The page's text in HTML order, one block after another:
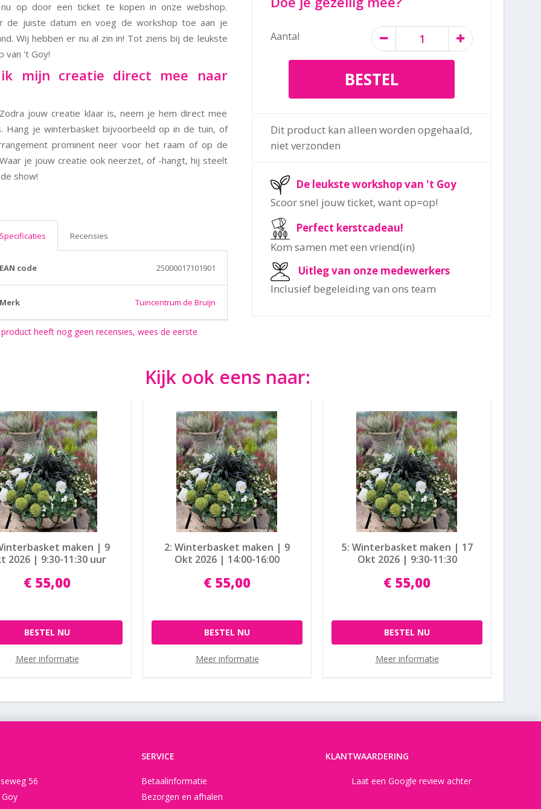
Aantal
Dit product kan alleen worden opgehaald,
niet verzonden
De leukste workshop van 't Goy
Scoor snel jouw ticket, want op=op!
Perfect kerstcadeau!
Kom samen met een vriend(in)
Uitleg van onze medewerkers
Inclusief begeleiding van ons team
op door een ticket te kopen in onze webshop.
de juiste datum en voeg de workshop toe aan je
Wij hebben er nu al zin in! Tot ziens bij de leukste
van 't Goy!
mijn creatie direct mee naar
jouw creatie klaar is, neem je hem direct mee
Hang je winterbasket bijvoorbeeld op in de tuin, of
prominent neer voor het raam of op de
je jouw creatie ook neerzet, of -hangt, hij steelt
show!
Specificaties Recensies
EAN code 25000017101901
Merk Tuincentrum de Bruijn
heeft nog geen recensies, wees de eerste
Kijk ook eens naar:
maken | 9
2026 | 9:30-11:30 uur
€ 55,00
Meer informatie
BESTEL NU
2: Winterbasket maken | 9
Okt 2026 | 14:00-16:00
€ 55,00
Meer informatie
BESTEL NU
5: Winterbasket maken | 17
Okt 2026 | 9:30-11:30
€ 55,00
Meer informatie
BESTEL NU
56
SERVICE
Betaalinformatie
Bezorgen en afhalen
KLANTWAARDERING
Laat een Google review achter